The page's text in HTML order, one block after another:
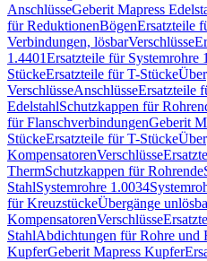
AnschlüsseGeberit Mapress
für ReduktionenBögenErsatzteile
Verbindungen, lösbarVerschlüsse
1.4401Ersatzteile für Systemrohre
StückeErsatzteile für T-Stücke
VerschlüsseAnschlüsseErsatzteile
EdelstahlSchutzkappen für
für FlanschverbindungenGeberit
StückeErsatzteile für T-Stücke
KompensatorenVerschlüsse
ThermSchutzkappen für Rohrende
StahlSystemrohre 1.0034
für KreuzstückeÜbergänge
KompensatorenVerschlüsse
StahlAbdichtungen für Rohre und
KupferGeberit Mapress Kupfer